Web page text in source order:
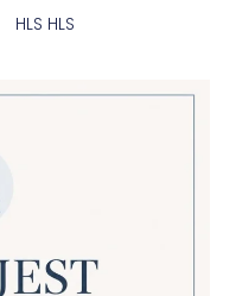
HLS HLS